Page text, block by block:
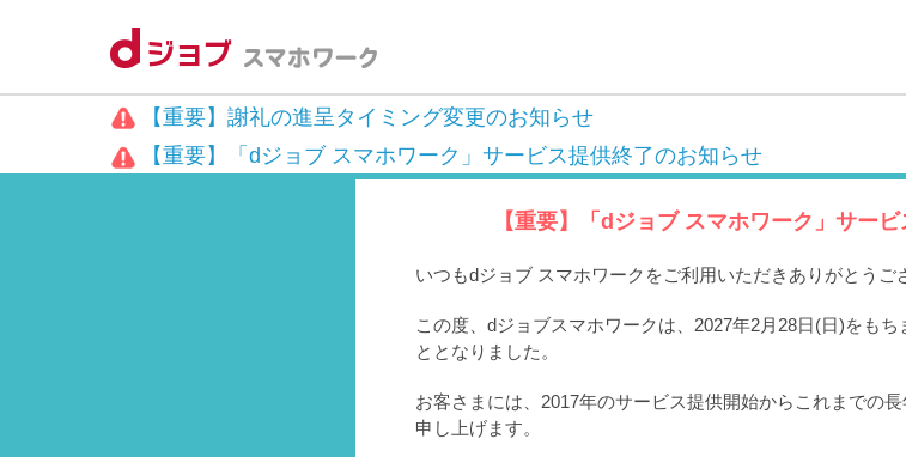
【重要】謝礼の進呈タイミング変更のお知らせ
【重要】「dジョブ スマホワーク」サービス提供終了のお知らせ
【重要】「dジョブ スマホワーク」サー
いつもdジョブ スマホワークをご利用いただきありがとうご
この度、dジョブスマホワークは、2027年2月28日(日)をも
ととなりました。
お客さまには、2017年のサービス提供開始からこれまでの
申し上げます。